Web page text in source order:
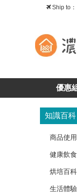
Ship to
優惠
知識百科
商品使
》茶香-
》茶香-
》茶香-
》茶香-
》果乾-
》果乾-
》果乾-
》果乾問
》購物問
》產品問
》掛耳包
健康飲食
》飲食菜
》冷飲熱
烘培百科
》烘培教
》蛋糕點
生活體驗